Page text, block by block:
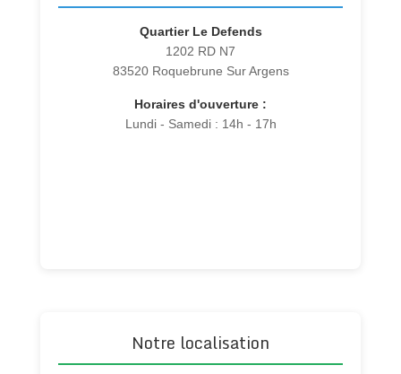
Quartier Le Defends
1202 RD N7
83520 Roquebrune Sur Argens
Horaires d'ouverture :
Lundi - Samedi : 14h - 17h
Notre localisation